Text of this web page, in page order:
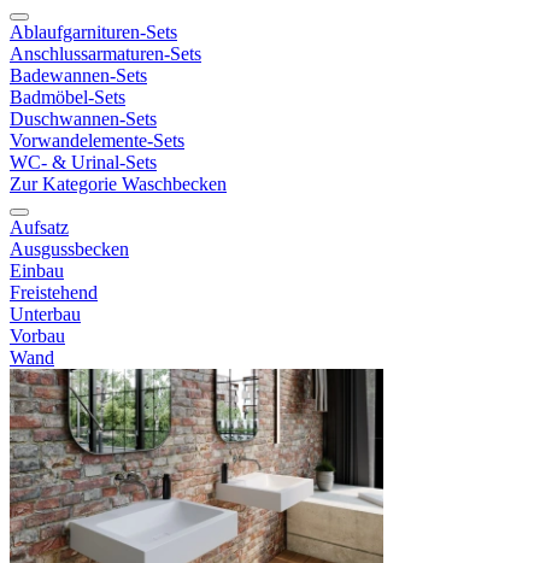
Ablaufgarnituren-Sets
Anschlussarmaturen-Sets
Badewannen-Sets
Badmöbel-Sets
Duschwannen-Sets
Vorwandelemente-Sets
WC- & Urinal-Sets
Zur Kategorie Waschbecken
Aufsatz
Ausgussbecken
Einbau
Freistehend
Unterbau
Vorbau
Wand